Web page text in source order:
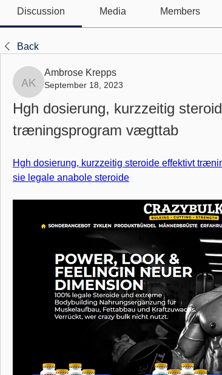
Discussion Media Members
Back
Ambrose Krepps
Ambrose Krepps
September 18, 2023
Hgh dosierung, kurzzeitig
træningsprogram vægttab
Hgh dosierung, kurzzeitig steroide effektivt
sie legale anabole steroide